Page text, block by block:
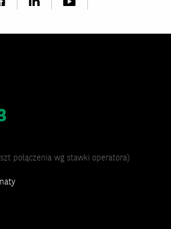
połączenia wg stawki operatora)